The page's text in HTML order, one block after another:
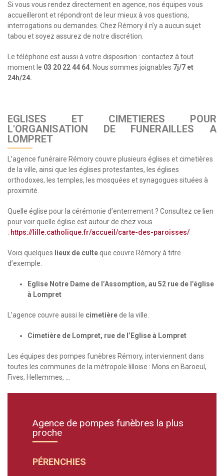
Si vous vous rendez directement en agence, nos équipes vous
accueilleront et répondront de leur mieux à vos questions,
interrogations ou demandes. Chez Rémory il n’y a aucun sujet
tabou et soyez assurez de notre discrétion.
Le téléphone est aussi à votre disposition : contactez à tout
moment le 03 20 22 44 64 . Nous sommes joignables 7j/7 et
24h/24.
EGLISES ET CIMETIERES POUR
L'ORGANISATION DE FUNERAILLES A
LOMPRET
L’agence funéraire Rémory couvre plusieurs églises et cimetières
de la ville, ainsi que les églises protestantes, les églises
orthodoxes, les temples, les mosquées et synagogues situées à
proximité.
Quelle église pour la cérémonie d’enterrement ? Consultez ce lien
pour voir quelle église est autour de chez vous
: https://lille.catholique.fr/accueil/carte-des-paroisses/
Voici quelques lieux de culteque couvre Rémory à titre
d’exemple.
Eglise Notre Dame de l’Assomption, au 52 rue de l’église
à Lompret
L’agence couvre aussi le cimetièrede la ville.
Cimetière de Lompret, rue de l’Eglise à Lompret
Les équipes des pompes funèbres Rémory, interviennent dans
toutes les communes de la métropole lilloise : Mons en Baroeul,
Fives, Hellemmes, …
Agence de pompes funèbres la plus
proche
PÉRENCHIES